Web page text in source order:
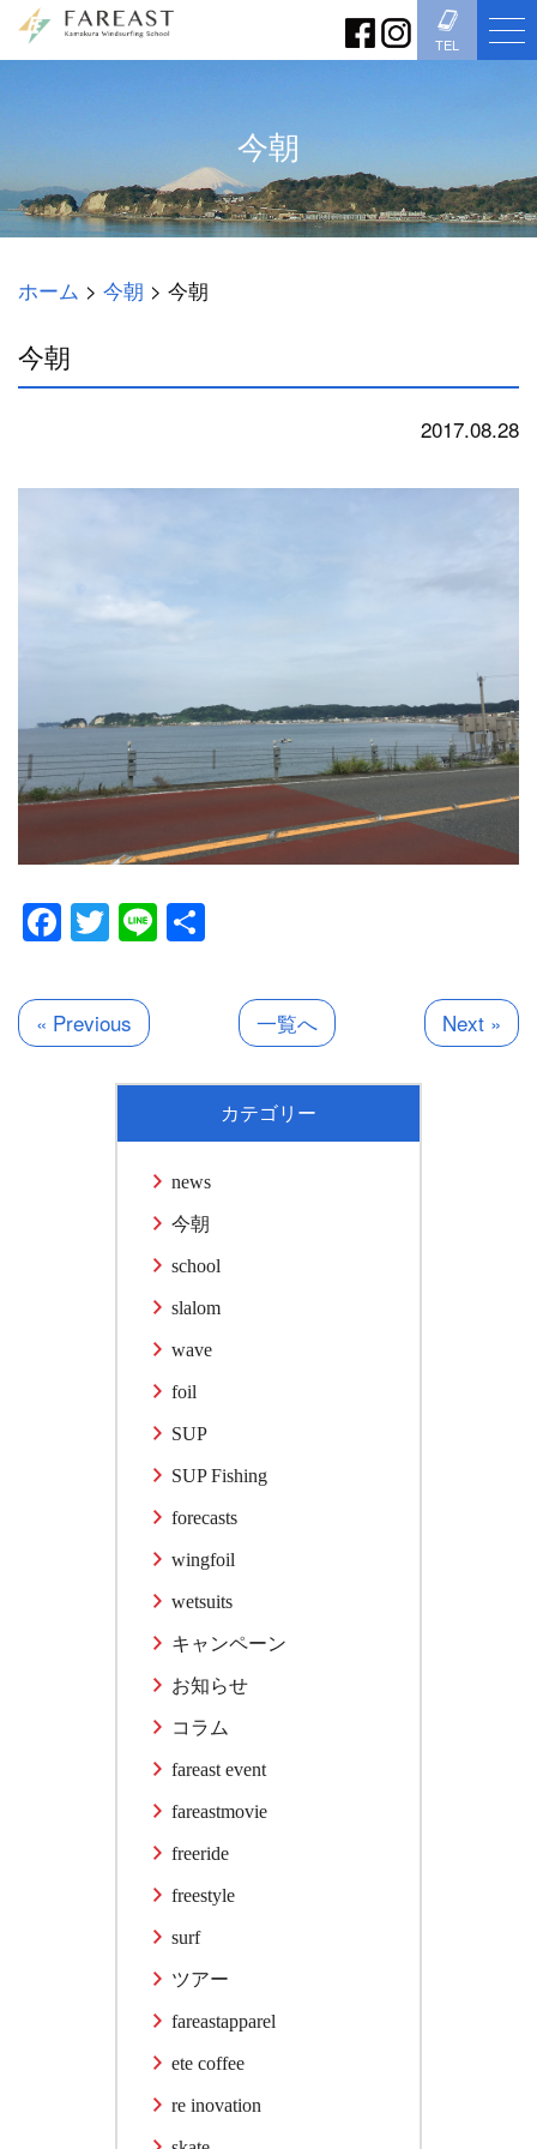
TEL
今朝
ホーム > 今朝 > 今朝
今朝
2017.08.28
Facebook
Twitter
Line
« Previous 一覧へ Next »
カテゴリー
news
今朝
school
slalom
wave
foil
SUP
SUP Fishing
forecasts
wingfoil
wetsuits
キャンペーン
お知らせ
コラム
fareast event
fareastmovie
freeride
freestyle
surf
ツアー
fareastapparel
ete coffee
re inovation